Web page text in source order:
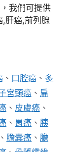
我們可提供
,肝癌,前列腺
、 口腔癌 、 多
宮頸癌 、 扁
、 皮膚癌 、
、 胃癌 、 胰
、 膽囊癌 、 膽